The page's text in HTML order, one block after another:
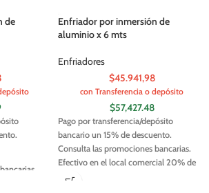
de
Enfriador por inmersión de
aluminio x 6 mts
Enfriadores
$45.941,98
con Transferencia o depósito
$57,427.48
Pago por transferencia/depósito
bancario un 15% de descuento.
Consulta las promociones bancarias.
Efectivo en el local comercial 20% de
descuento